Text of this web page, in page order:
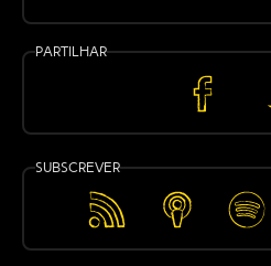
Partilhar
Partilhar
no
Subscrever
Feed
RSS
Apple
Podcasts
Spotify